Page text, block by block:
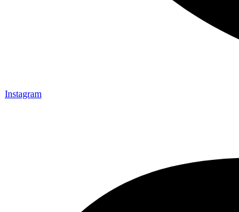
Instagram